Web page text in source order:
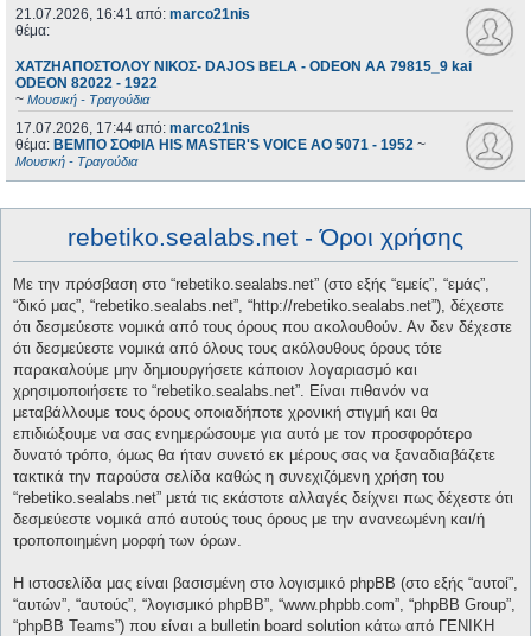
21.07.2026, 16:41 από: marco21nis
θέμα:
ΧΑΤΖΗΑΠΟΣΤΟΛΟΥ ΝΙΚΟΣ- DAJOS BELA - ODEON AA 79815_9 kai
ODEON 82022 - 1922
~ Μουσική - Τραγούδια
17.07.2026, 17:44 από: marco21nis
θέμα: ΒΕΜΠΟ ΣΟΦΙΑ HIS MASTER'S VOICE AO 5071 - 1952 ~
Μουσική - Τραγούδια
rebetiko.sealabs.net - Όροι χρήσης
Με την πρόσβαση στο “rebetiko.sealabs.net” (στο εξής “εμείς”, “εμάς”,
“δικό μας”, “rebetiko.sealabs.net”, “http://rebetiko.sealabs.net”), δέχεστε
ότι δεσμεύεστε νομικά από τους όρους που ακολουθούν. Αν δεν δέχεστε
ότι δεσμεύεστε νομικά από όλους τους ακόλουθους όρους τότε
παρακαλούμε μην δημιουργήσετε κάποιον λογαριασμό και
χρησιμοποιήσετε το “rebetiko.sealabs.net”. Είναι πιθανόν να
μεταβάλλουμε τους όρους οποιαδήποτε χρονική στιγμή και θα
επιδιώξουμε να σας ενημερώσουμε για αυτό με τον προσφορότερο
δυνατό τρόπο, όμως θα ήταν συνετό εκ μέρους σας να ξαναδιαβάζετε
τακτικά την παρούσα σελίδα καθώς η συνεχιζόμενη χρήση του
“rebetiko.sealabs.net” μετά τις εκάστοτε αλλαγές δείχνει πως δέχεστε ότι
δεσμεύεστε νομικά από αυτούς τους όρους με την ανανεωμένη και/ή
τροποποιημένη μορφή των όρων.
Η ιστοσελίδα μας είναι βασισμένη στο λογισμικό phpBB (στο εξής “αυτοί”,
“αυτών”, “αυτούς”, “λογισμικό phpBB”, “www.phpbb.com”, “phpBB Group”,
“phpBB Teams”) που είναι a bulletin board solution κάτω από ΓΕΝΙΚΗ